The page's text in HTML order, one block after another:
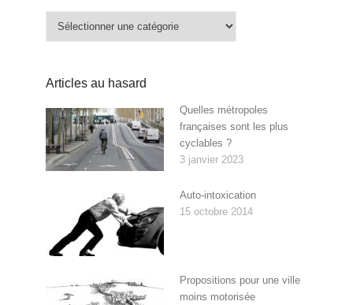
Articles au hasard
Quelles métropoles
françaises sont les plus
cyclables ?
3 janvier 2023
Auto-intoxication
15 octobre 2014
Propositions pour une ville
moins motorisée